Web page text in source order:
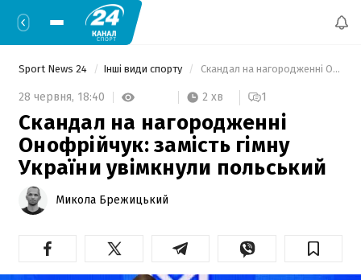
Sport News 24 Інші види спорту Скандал на нагородженні Онофрійчук: замість гімну України увімкнули польський
28 червня, 18:40 2 хв 1
Скандал на нагородженні
Онофрійчук: замість гімну
України увімкнули польський
Микола Брежицький